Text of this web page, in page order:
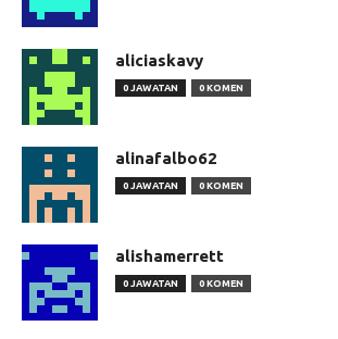
aliciaskavy
0 JAWATAN 0 KOMEN
alinafalbo62
0 JAWATAN 0 KOMEN
alishamerrett
0 JAWATAN 0 KOMEN